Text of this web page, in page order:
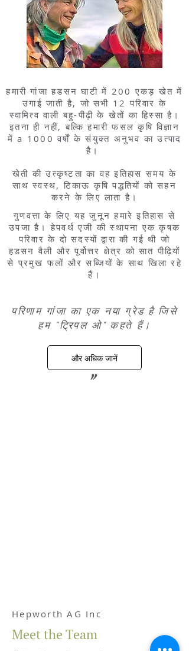
हमारी गांजा हडसन घाटी में 200 एकड़ खेत में
उगाई जाती है, जो सभी 12 परिवार के
स्वामित्व वाली बहु-पीढ़ी के खेतों का हिस्सा है।
इतना ही नहीं, बल्कि हमारी फसल कृषि विज्ञान
में a 1000 वर्षों के संयुक्त अनुभव का उत्पाद
है।
खेती की उत्कृष्टता का वह इतिहास समय के
साथ स्वस्थ, टिकाऊ कृषि पद्धतियों को सहन
करने के लिए लाता है।
गुणवत्ता के लिए यह जुनून हमारे इतिहास से
उपजा है। हेपवर्थ एजी की स्थापना एक कृषक
परिवार के दो सदस्यों द्वारा की गई थी जो
हडसन वैली और पूर्वोत्तर क्षेत्र को सात पीढ़ियों
से प्रमुख फलों और सब्जियों के साथ खिला रहे
हैं।
परिणाम गांजा का एक नया ग्रेड है जिसे
हम "ट्रिपल ओ" कहते हैं।
और अधिक जानें
"
Hepworth AG Inc
Meet the Team